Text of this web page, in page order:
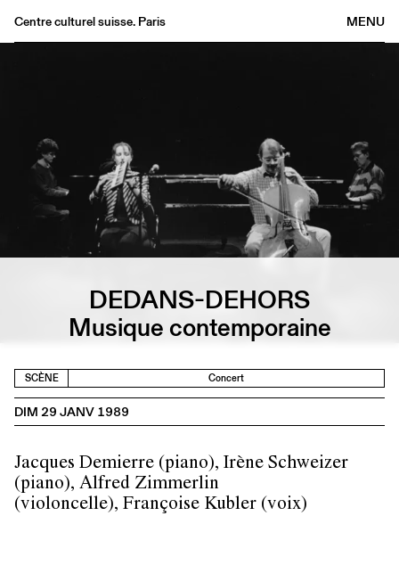
MENU
Centre culturel suisse. Paris
Archives
Médiathèque
Éditions
FR/EN
DEDANS-DEHORS
Musique contemporaine
SCÈNE Concert
DIM 29 JANV 1989
Jacques Demierre (piano), Irène Schweizer
(piano), Alfred Zimmerlin
(violoncelle), Françoise Kubler (voix)